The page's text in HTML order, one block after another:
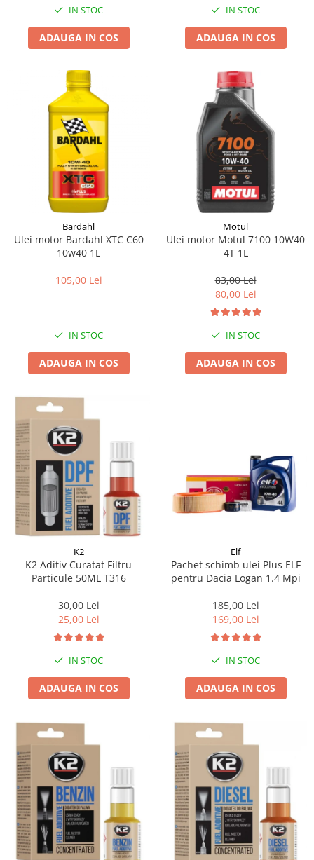
IN STOC
ADAUGA IN COS
IN STOC
ADAUGA IN COS
Bardahl
Ulei motor Bardahl XTC C60
10w40 1L
105,00 Lei
IN STOC
ADAUGA IN COS
Motul
Ulei motor Motul 7100 10W40
4T 1L
83,00 Lei
80,00 Lei
IN STOC
ADAUGA IN COS
K2
K2 Aditiv Curatat Filtru
Particule 50ML T316
30,00 Lei
25,00 Lei
IN STOC
ADAUGA IN COS
Elf
Pachet schimb ulei Plus ELF
pentru Dacia Logan 1.4 Mpi
185,00 Lei
169,00 Lei
IN STOC
ADAUGA IN COS